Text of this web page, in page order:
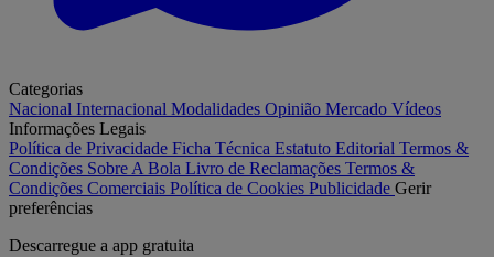
Categorias
Nacional Internacional Modalidades Opinião Mercado Vídeos
Informações Legais
Política de Privacidade Ficha Técnica Estatuto Editorial Termos &
Condições Sobre A Bola Livro de Reclamações Termos &
Condições Comerciais Política de Cookies Publicidade Gerir
preferências
Descarregue a app gratuita